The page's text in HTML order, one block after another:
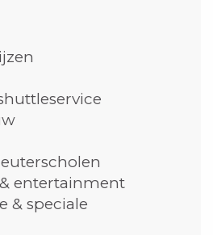
entertainment
& speciale